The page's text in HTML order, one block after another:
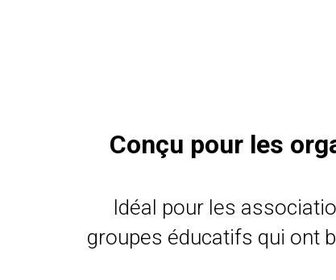
Conçu pour les
Idéal pour les
groupes éducatifs qui ont